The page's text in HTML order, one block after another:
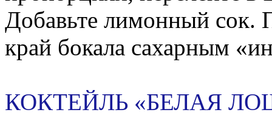
Добавьте лимонный сок.
край бокала сахарным
КОКТЕЙЛЬ «БЕЛАЯ